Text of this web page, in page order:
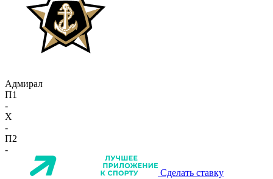
Адмирал
П1
-
X
-
П2
-
Сделать ставку